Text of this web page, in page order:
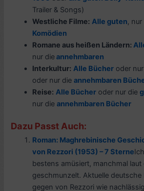
Trailer & Songs)
Westliche Filme: Alle guten, nur
Komödien
Romane aus heißen Ländern:
nur dieannehmbaren
Interkultur: Alle Bücher oder
oder nur dieannehmbaren
Reise: Alle Bücher oder nur die
nur dieannehmbaren Bücher
Dazu Passt Auch:
Roman: Maghrebinische
von Rezzori (1953) – 7 Sterne
bestens amüsiert, manchmal
geschmunzelt. Aktuelle deutsche
gegen von Rezzori wie